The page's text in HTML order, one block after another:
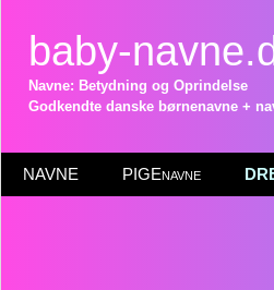
baby-
Navne: Betydning og Oprindelse
Godkendte danske børnenavne +
NAVNE PIGEnavne